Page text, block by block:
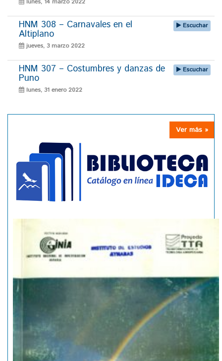
HNM 308 – Carnavales en el
Altiplano
jueves, 3 marzo 2022
Escuchar
HNM 307 – Costumbres y danzas de
Puno
lunes, 31 enero 2022
Escuchar
Ver más »